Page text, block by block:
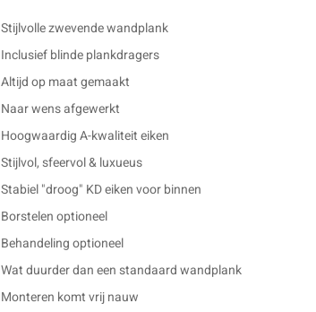
Stijlvolle zwevende wandplank
Inclusief blinde plankdragers
Altijd op maat gemaakt
Naar wens afgewerkt
Hoogwaardig A-kwaliteit eiken
Stijlvol, sfeervol & luxueus
Stabiel "droog" KD eiken voor binnen
Borstelen optioneel
Behandeling optioneel
Wat duurder dan een standaard wandplank
Monteren komt vrij nauw